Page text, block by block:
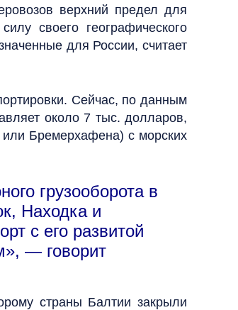
верхний предел для
своего географического
для России, считает
Сейчас, по данным
около 7 тыс. долларов,
или Бремерхафена) с морских
грузооборота в
Находка и
с его развитой
— говорит
страны Балтии закрыли